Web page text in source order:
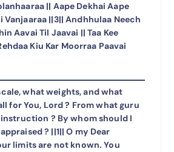
|| Aape Dekhai Aape
Vanjaaraa ||3|| Andhhulaa Neech
Aavai Til Jaavai || Taa Kee
Kiu Kar Moorraa Paavai
what weights, and what
for You, Lord ? From what guru
? By whom should I
? ||1|| O my Dear
limits are not known. You